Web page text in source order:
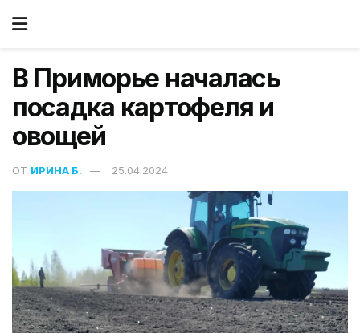
В Приморье началась
посадка картофеля и
овощей
ОТ ИРИНА Б. 25.04.2024